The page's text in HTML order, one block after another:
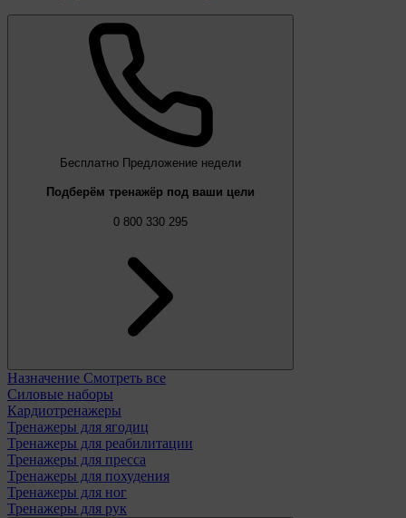
Бесплатно Предложение недели
Подберём тренажёр под ваши цели
0 800 330 295
Назначение Смотреть все
Силовые наборы
Кардиотренажеры
Тренажеры для ягодиц
Тренажеры для реабилитации
Тренажеры для пресса
Тренажеры для похудения
Тренажеры для ног
Тренажеры для рук